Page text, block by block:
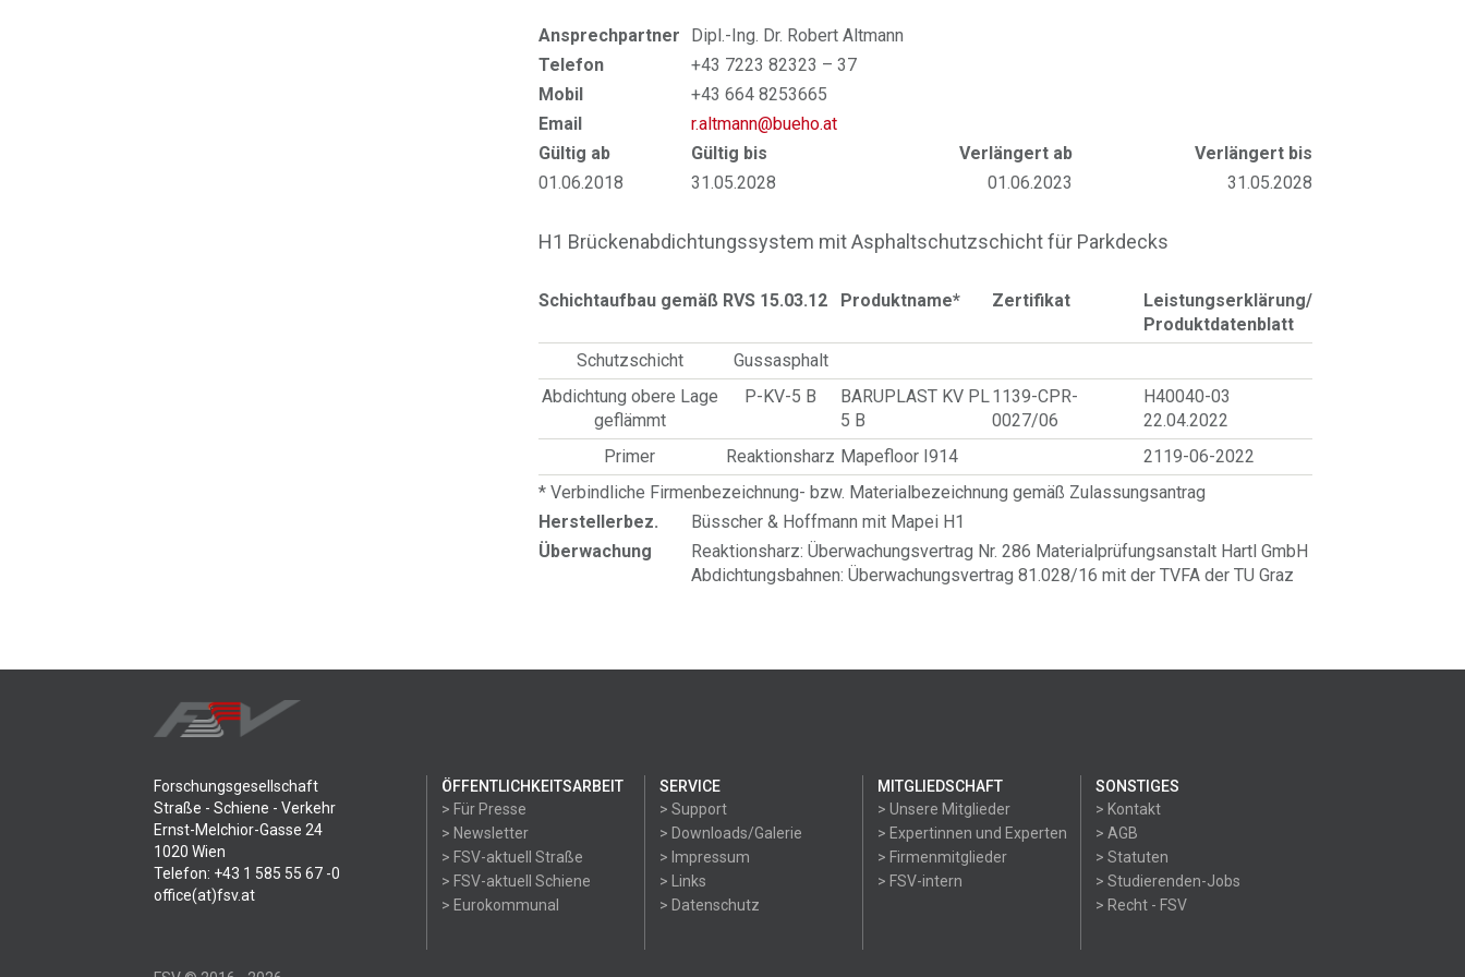
Ansprechpartner
Dipl.-Ing. Dr. Robert Altmann
Telefon
+43 7223 82323 – 37
Mobil
+43 664 8253665
Email
r.altmann@bueho.at
Gültig ab
Gültig bis Verlängert ab
Verlängert bis
01.06.2018
31.05.2028 01.06.2023 31.05.2028
H1 Brückenabdichtungssystem mit Asphaltschutzschicht für Parkdecks
Schichtaufbau gemäß RVS 15.03.12 Produktname* Zertifikat
Leistungserklärung/
Produktdatenblatt
Schutzschicht
Gussasphalt
Abdichtung obere Lage
geflämmt
P-KV-5 B
BARUPLAST KV PL
5 B
1139-CPR-
0027/06
H40040-03
22.04.2022
Primer
Reaktionsharz Mapefloor I914
2119-06-2022
* Verbindliche Firmenbezeichnung- bzw. Materialbezeichnung gemäß Zulassungsantrag
Herstellerbez.
Büsscher & Hoffmann mit Mapei H1
Überwachung
Reaktionsharz: Überwachungsvertrag Nr. 286 Materialprüfungsanstalt Hartl GmbH
Abdichtungsbahnen: Überwachungsvertrag 81.028/16 mit der TVFA der TU Graz
Forschungsgesellschaft
Straße - Schiene - Verkehr
Ernst-Melchior-Gasse 24
1020 Wien
Telefon: +43 1 585 55 67 -0
office(at)fsv.at
ÖFFENTLICHKEITSARBEIT
> Für Presse
> Newsletter
> FSV-aktuell Straße
> FSV-aktuell Schiene
> Eurokommunal
SERVICE
> Support
> Downloads/Galerie
> Impressum
> Links
> Datenschutz
MITGLIEDSCHAFT
> Unsere Mitglieder
> Expertinnen und Experten
> Firmenmitglieder
> FSV-intern
SONSTIGES
> Kontakt
> AGB
> Statuten
> Studierenden-Jobs
> Recht - FSV